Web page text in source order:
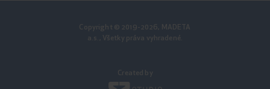
Copyright © 2019-2026, MADETA
a.s., Všetky práva vyhradené.
Created by